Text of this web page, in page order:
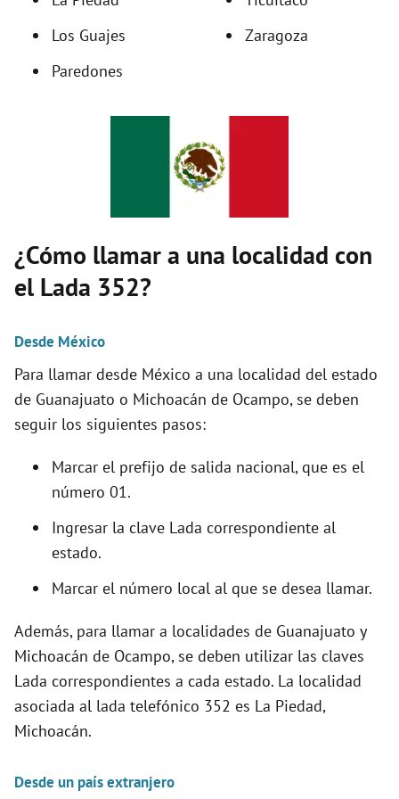
o
Los Guajes
Paredones
Zaragoza
¿Cómo llamar a una localidad con
el Lada 352?
Desde México
Para llamar desde México a una localidad del estado
de Guanajuato o Michoacán de Ocampo, se deben
seguir los siguientes pasos:
Marcar el prefijo de salida nacional, que es el
número 01.
Ingresar la clave Lada correspondiente al
estado.
Marcar el número local al que se desea llamar.
Además, para llamar a localidades de Guanajuato y
Michoacán de Ocampo, se deben utilizar las claves
Lada correspondientes a cada estado. La localidad
asociada al lada telefónico 352 es La Piedad,
Michoacán.
Desde un país extranjero